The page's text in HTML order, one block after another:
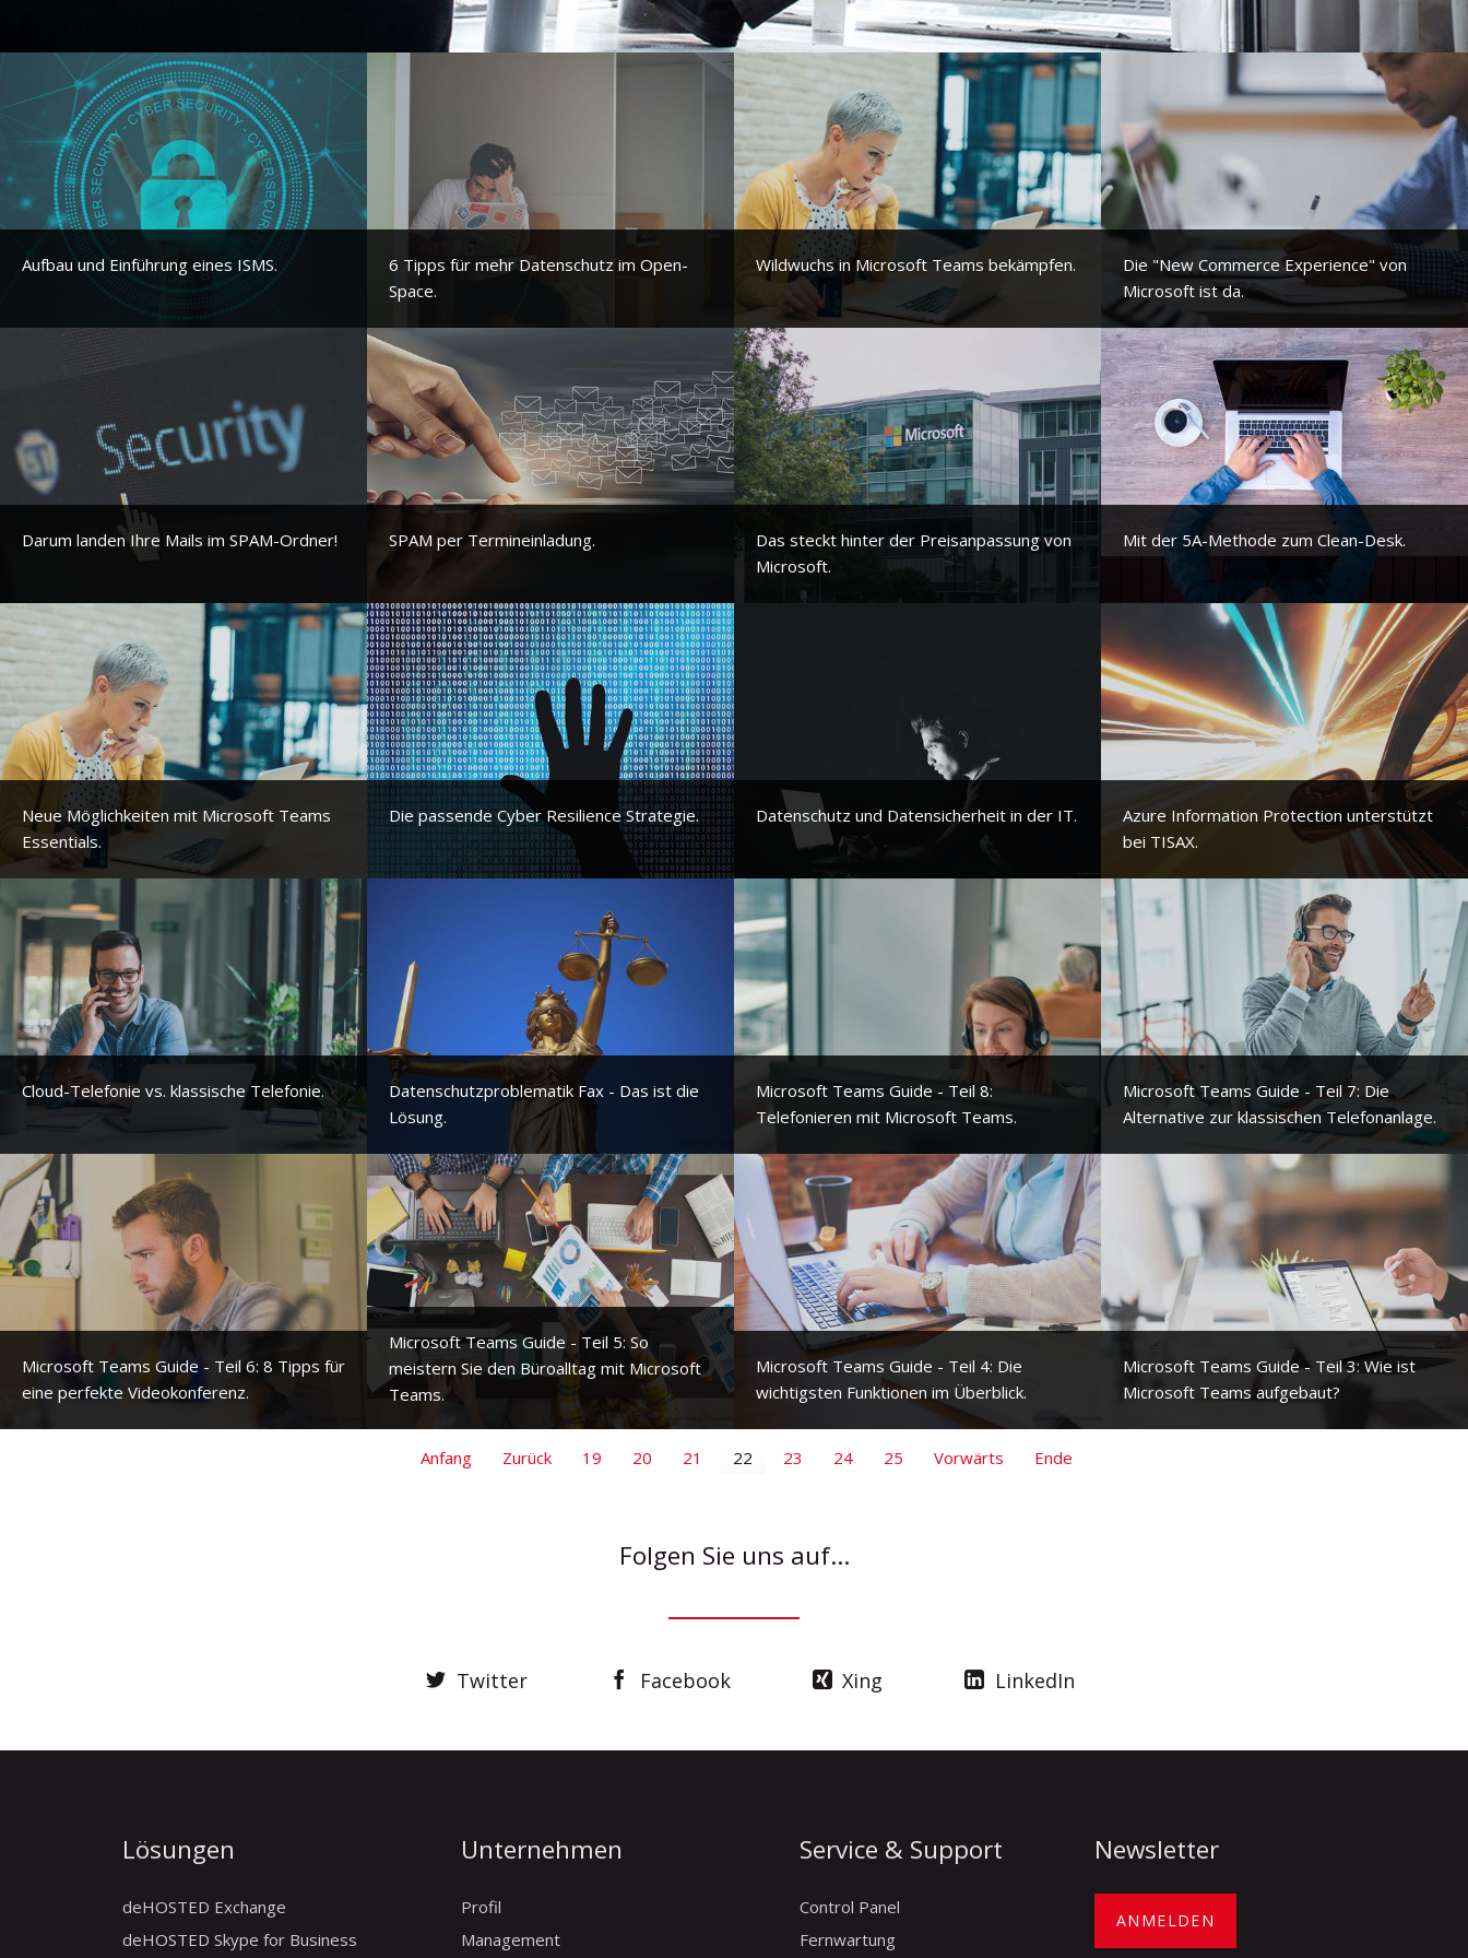
Aufbau und Einführung eines ISMS.
6 Tipps für mehr Datenschutz im Open-
Space.
Wildwuchs in Microsoft Teams bekämpfen.
Die "New Commerce Experience" von
Microsoft ist da.
Darum landen Ihre Mails im SPAM-Ordner! SPAM per Termineinladung.
Das steckt hinter der Preisanpassung von
Microsoft.
Mit der 5A-Methode zum Clean-Desk.
Neue Möglichkeiten mit Microsoft Teams
Essentials.
Die passende Cyber Resilience Strategie. Datenschutz und Datensicherheit in der IT.
Azure Information Protection unterstützt
bei TISAX.
Cloud-Telefonie vs. klassische Telefonie.
Datenschutzproblematik Fax - Das ist die
Lösung.
Microsoft Teams Guide - Teil 8:
Telefonieren mit Microsoft Teams.
Microsoft Teams Guide - Teil 7: Die
Alternative zur klassischen Telefonanlage.
Microsoft Teams Guide - Teil 6: 8 Tipps für
eine perfekte Videokonferenz.
Microsoft Teams Guide - Teil 5: So
meistern Sie den Büroalltag mit Microsoft
Teams.
Microsoft Teams Guide - Teil 4: Die
wichtigsten Funktionen im Überblick.
Microsoft Teams Guide - Teil 3: Wie ist
Microsoft Teams aufgebaut?
Anfang Zurück 19 20 21 22 23 24 25 Vorwärts Ende
Folgen Sie uns auf...
Twitter Facebook Xing LinkedIn
Lösungen
deHOSTED Exchange
deHOSTED Skype for Business
Unternehmen
Profil
Management
Service & Support
Control Panel
Fernwartung
Newsletter
ANMELDEN